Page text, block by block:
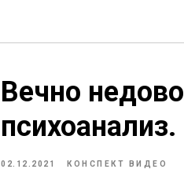
Вечно
02.12.2021 КОНСПЕКТ ВИДЕО